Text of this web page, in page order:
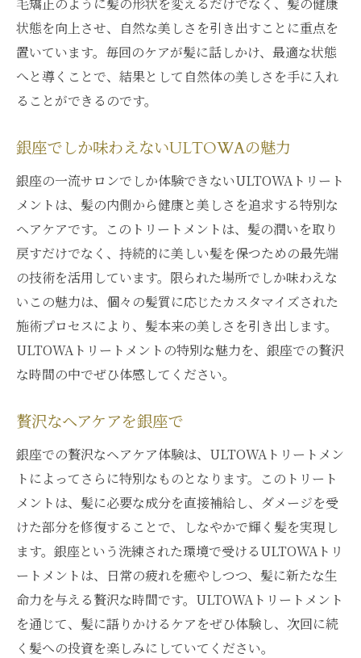
状態を向上させ、自然な美しさを引き出すことに重点を
置いています。毎回のケアが髪に話しかけ、最適な状態
へと導くことで、結果として自然体の美しさを手に入れ
ることができるのです。
銀座でしか味わえないULTOWAの魅力
銀座の一流サロンでしか体験できないULTOWAトリート
メントは、髪の内側から健康と美しさを追求する特別な
ヘアケアです。このトリートメントは、髪の潤いを取り
戻すだけでなく、持続的に美しい髪を保つための最先端
の技術を活用しています。限られた場所でしか味わえな
いこの魅力は、個々の髪質に応じたカスタマイズされた
施術プロセスにより、髪本来の美しさを引き出します。
ULTOWAトリートメントの特別な魅力を、銀座での贅沢
な時間の中でぜひ体感してください。
贅沢なヘアケアを銀座で
銀座での贅沢なヘアケア体験は、ULTOWAトリートメン
トによってさらに特別なものとなります。このトリート
メントは、髪に必要な成分を直接補給し、ダメージを受
けた部分を修復することで、しなやかで輝く髪を実現し
ます。銀座という洗練された環境で受けるULTOWAトリ
ートメントは、日常の疲れを癒やしつつ、髪に新たな生
命力を与える贅沢な時間です。ULTOWAトリートメント
を通じて、髪に語りかけるケアをぜひ体験し、次回に続
く髪への投資を楽しみにしていてください。